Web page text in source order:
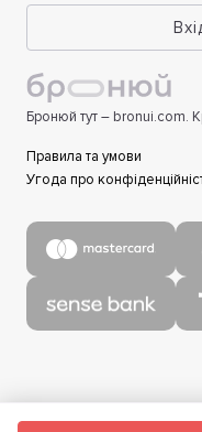
Бронюй тут – bronui.com.
Правила та умови
Угода про